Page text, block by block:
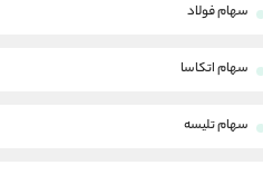
سهام فولاد
سهام اتکاسا
سهام تلیسه